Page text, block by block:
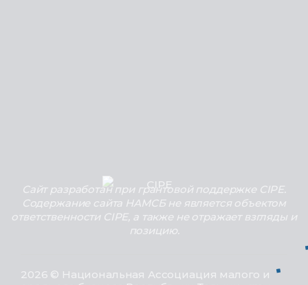
Сайт разработан при грантовой поддержке CIPE.
Содержание сайта НАМСБ не является объектом
ответственности CIPE, а также не отражает взгляды и
позицию.
2026 © Национальная Ассоциация малого и